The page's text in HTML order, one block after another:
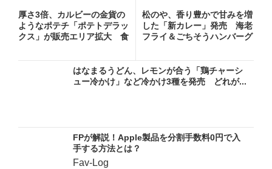
厚さ3倍、カルビーの金貨の
ようなポテチ「ポテトデラッ
クス」が販売エリア拡大 食
松のや、香り豊かで甘みを増
した「新カレー」発売 海老
フライ＆ごちそうハンバーグ
はなまるうどん、レモンが合う「鶏チャーシ
ュー冷かけ」など冷かけ3種を発売 どれが...
FPが解説！Apple製品を分割手数料0円で入
手する方法とは？
Fav-Log